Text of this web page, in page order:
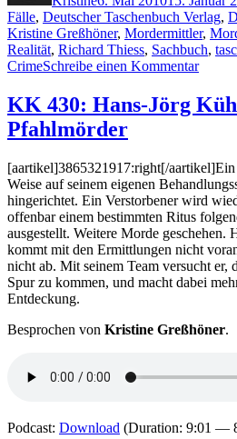
Fälle, Deutscher Taschenbuch Verlag,
Kristine Greßhöner, Mordermittler,
Realität, Richard Thiess, Sachbuch,
CrimeSchreibe einen Kommentarzu
435:
KK 430: Hans-Jörg
Pfahlmörder
[aartikel]3865321917:right[/
Weise auf seinem eigenen
hingerichtet. Ein Verstorbener wird
offenbar einem bestimmten Ritus
ausgestellt. Weitere Morde geschehen.
kommt mit den Ermittlungen nicht
nicht ab. Mit seinem Team versucht er,
Spur zu kommen, und macht dabei
Entdeckung.
Besprochen von Kristine Greßhöner.
Podcast: Download (Duration: 9:01 —